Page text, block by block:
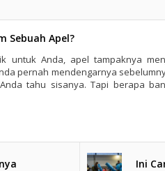
Sebuah Apel?
untuk Anda, apel tampaknya
pernah mendengarnya
tahu sisanya. Tapi berapa
Ini